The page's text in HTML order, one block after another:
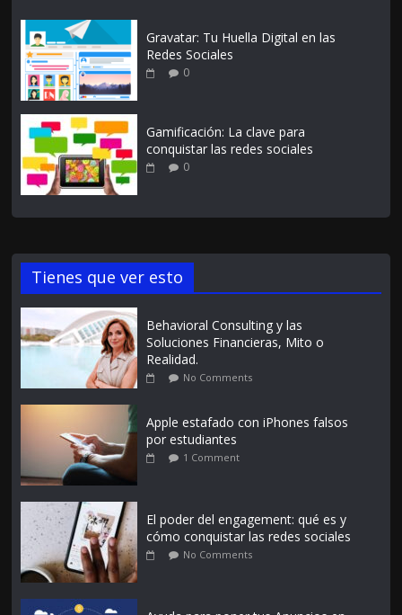
Gravatar: Tu Huella Digital en las
Redes Sociales
0
Gamificación: La clave para
conquistar las redes sociales
0
Tienes que ver esto
Behavioral Consulting y las
Soluciones Financieras, Mito o
Realidad.
No Comments
Apple estafado con iPhones falsos
por estudiantes
1 Comment
El poder del engagement: qué es y
cómo conquistar las redes sociales
No Comments